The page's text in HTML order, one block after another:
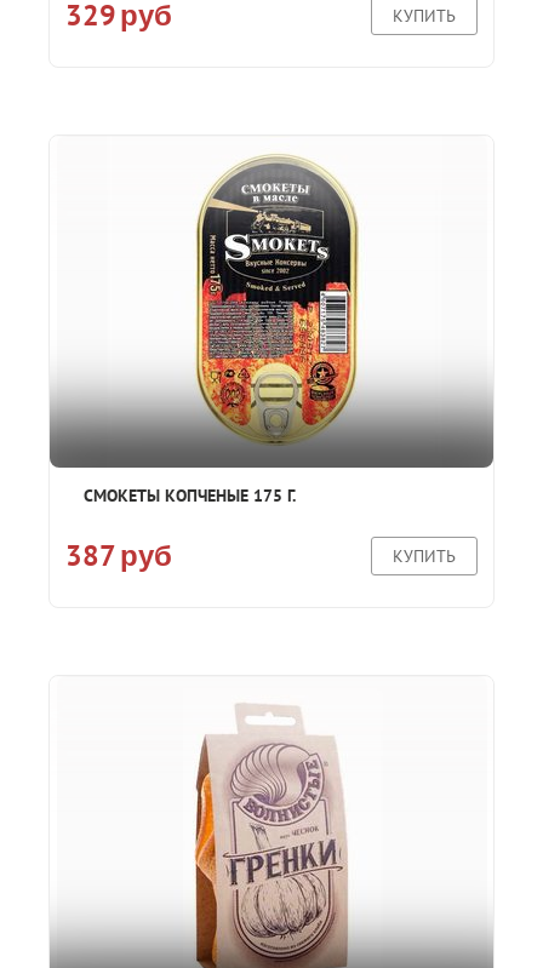
329 руб КУПИТЬ
СМОКЕТЫ КОПЧЕНЫЕ 175 Г.
387 руб КУПИТЬ